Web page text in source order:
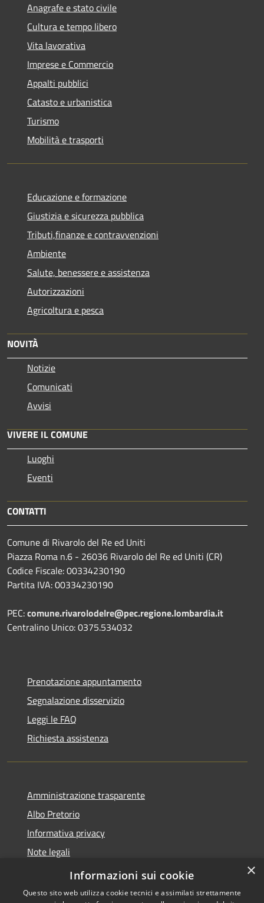
Anagrafe e stato civile
Cultura e tempo libero
Vita lavorativa
Imprese e Commercio
Appalti pubblici
Catasto e urbanistica
Turismo
Mobilità e trasporti
Educazione e formazione
Giustizia e sicurezza pubblica
Tributi,finanze e contravvenzioni
Ambiente
Salute, benessere e assistenza
Autorizzazioni
Agricoltura e pesca
NOVITÀ
Notizie
Comunicati
Avvisi
VIVERE IL COMUNE
Luoghi
Eventi
CONTATTI
Comune di Rivarolo del Re ed Uniti
Piazza Roma n.6 - 26036 Rivarolo del Re ed Uniti (CR)
Codice Fiscale: 00334230190
Partita IVA: 00334230190
PEC:comune.rivarolodelre@pec.regione.lombardia.it
Centralino Unico: 0375.534032
Prenotazione appuntamento
Segnalazione disservizio
Leggi le FAQ
Richiesta assistenza
Amministrazione trasparente
Albo Pretorio
Informativa privacy
Note legali
Dichiarazione di accessibilità
×
Informazioni sui cookie
Questo sito web utilizza cookie tecnici e assimilati strettamente